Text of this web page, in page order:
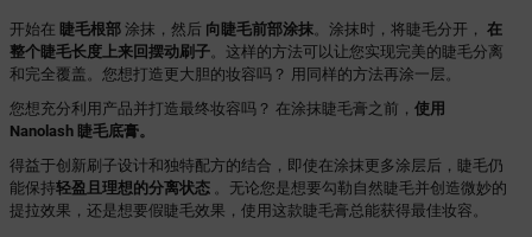
开始在 睫毛根部 涂抹，然后 向睫毛前部涂抹。涂抹时，将睫毛分开， 在
整个睫毛长度上来回摆动刷子。这样的方法可以让您实现完美的睫毛分离
和完全覆盖。您想打造更大胆的妆容吗？ 用同样的方法再涂一层。
您想充分利用产品并打造最终妆容吗？ 在涂抹睫毛膏之前， 使用
Nanolash 睫毛底膏。
得益于创新刷子设计和独特配方的结合，即使在涂抹更多涂层后，睫毛仍
能保持轻盈且理想的分离状态。无论您是想要勾勒自然睫毛并创造微妙的
提拉效果，还是想要假睫毛效果，使用这款睫毛膏总能获得最佳妆容。